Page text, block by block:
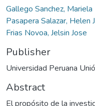
Gallego Sanchez, Mariela
Pasapera Salazar, Helen
Frias Novoa, Jelsin Jose
Publisher
Universidad Peruana
Abstract
El propósito de la